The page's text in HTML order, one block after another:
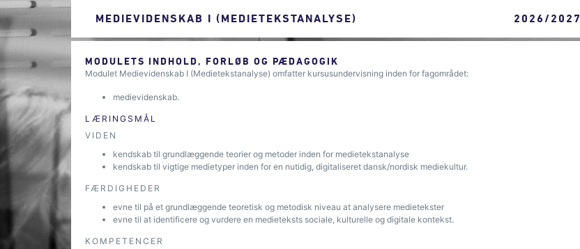
MEDIEVIDENSKAB I (MEDIETEKSTANALYSE) 2026/2027
MODULETS INDHOLD, FORLØB OG PÆDAGOGIK
Modulet Medievidenskab I (Medietekstanalyse) omfatter kursusundervisning inden for fagområdet:
medievidenskab.
LÆRINGSMÅL
VIDEN
kendskab til grundlæggende teorier og metoder inden for medietekstanalyse
kendskab til vigtige medietyper inden for en nutidig, digitaliseret dansk/nordisk mediekultur.
FÆRDIGHEDER
evne til på et grundlæggende teoretisk og metodisk niveau at analysere medietekster
evne til at identificere og vurdere en medieteksts sociale, kulturelle og digitale kontekst.
KOMPETENCER